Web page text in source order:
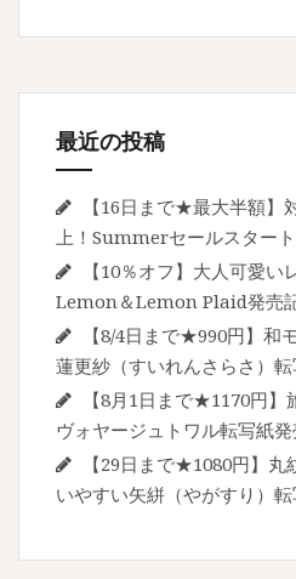
シ
ン
最近の投稿
【16日まで★最大半額】
上！Summerセールスター
【10％オフ】大人可愛
Lemon＆Lemon Plaid発売
【8/4日まで★990円】和
蓮更紗（すいれんさらさ）転
【8月1日まで★1170円】
ヴォヤージュトワル転写紙
【29日まで★1080円】
いやすい矢絣（やがすり）転